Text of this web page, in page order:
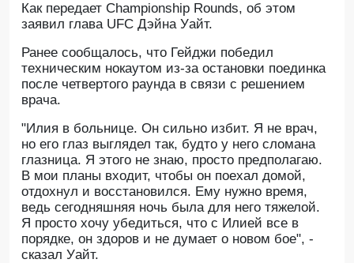
Как передает Championship Rounds, об этом
заявил глава UFC Дэйна Уайт.
Ранее сообщалось, что Гейджи победил
техническим нокаутом из-за остановки поединка
после четвертого раунда в связи с решением
врача.
"Илия в больнице. Он сильно избит. Я не врач,
но его глаз выглядел так, будто у него сломана
глазница. Я этого не знаю, просто предполагаю.
В мои планы входит, чтобы он поехал домой,
отдохнул и восстановился. Ему нужно время,
ведь сегодняшняя ночь была для него тяжелой.
Я просто хочу убедиться, что с Илией все в
порядке, он здоров и не думает о новом бое", -
сказал Уайт.